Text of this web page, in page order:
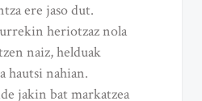
ere jaso dut.
heriotzaz nola
naiz, helduak
hautsi nahian.
jakin bat markatzea